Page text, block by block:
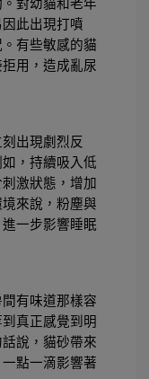
對幼貓和老年
此出現打噴
有些敏感的貓
用，造成亂尿
出現劇烈反
，持續吸入低
激狀態，增加
來說，粉塵與
一步影響睡眠
有味道那樣容
真正感覺到明
說，貓砂帶來
點一滴影響著